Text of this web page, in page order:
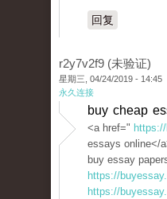
回复
r2y7v2f9 (未验证)
星期三, 04/24/2019 - 14:45
永久连接
buy cheap
<a href="
essays online</
buy essay
https://
https://